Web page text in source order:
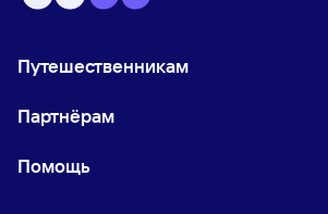
Путешественникам
Партнёрам
Помощь